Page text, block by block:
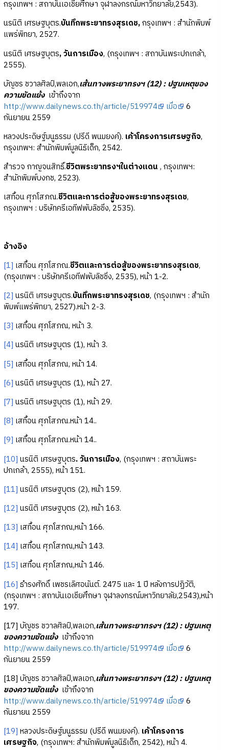
กรุงเทพฯ : สถาบันเอเชียศึกษา จุฬาลงกรณ์มหาวิทยาลัย,2543).
นรนิติ เศรษฐบุตร.บันทึกพระยาทรงสุรเดช,กรุงเทพฯ : สำนักพิมพ์
แพร่พิทยา, 2527.
นรนิติ เศรษฐบุตร, วันการเมือง, (กรุงเทพฯ : สถาบันพระปกเกล้า,
2555).
บัญชร ชวาลศิลป์,พลเอก,เส้นทางพระยาทรงฯ (12) : ปฐมเหตุของ
ความขัดแย้งเข้าถึงจาก
http://www.dailynews.co.th/article/519974
เมื่อ
6
กันยายน 2559
หลวงประดิษฐ์มนูธรรม (ปรีดี พนมยงค์). เค้าโครงการเศรษฐกิจ,
กรุงเทพฯ: สำนักพิมพ์มูลนิธิเด็ก, 2542.
สำรวจ กาญจนสิทธิ์.ชีวิตพระยาทรงฯในต่างแดน , กรุงเทพฯ:
สำนักพิมพ์บงกช, 2523).
เสทื้อน ศุภโสภณ.ชีวิตและการต่อสู้ของพระยาทรงสุรเดช,
กรุงเทพฯ : บริษัทครีเอทีฟพับลิชชิ่ง, 2535).
อ้างอิง
[1] เสทื้อน ศุภโสภณ.ชีวิตและการต่อสู้ของพระยาทรงสุรเดช,
(กรุงเทพฯ : บริษัทครีเอทีฟพับลิชชิ่ง, 2535), หน้า 1-2.
[2] นรนิติ เศรษฐบุตร.บันทึกพระยาทรงสุรเดช, (กรุงเทพฯ : สำนัก
พิมพ์แพร่พิทยา, 2527).หน้า 2-3.
[3] เสทื้อน ศุภโสภณ, หน้า 3.
[4] นรนิติ เศรษฐบุตร (1), หน้า 3.
[5] เสทื้อน ศุภโสภณ, หน้า 14.
[6] นรนิติ เศรษฐบุตร (1), หน้า 27.
[7] นรนิติ เศรษฐบุตร (1), หน้า 29.
[8] เสทื้อน ศุภโสภณ.หน้า 14..
[9] เสทื้อน ศุภโสภณ.หน้า 14..
[10] นรนิติ เศรษฐบุตร. วันการเมือง, (กรุงเทพฯ : สถาบันพระ
ปกเกล้า, 2555), หน้า 151.
[11] นรนิติ เศรษฐบุตร (2), หน้า 159.
[12] นรนิติ เศรษฐบุตร (2), หน้า 163.
[13] เสทื้อน ศุภโสภณ,หน้า 166.
[14] เสทื้อน ศุภโสภณ,หน้า 143.
[15] เสทื้อน ศุภโสภณ,หน้า 146.
[16] ธำรงศักดิ์ เพชรเลิศอนันต์. 2475 และ 1 ปี หลังการปฏิวัติ,
(กรุงเทพฯ : สถาบันเอเชียศึกษา จุฬาลงกรณ์มหาวิทยาลัย,2543),หน้า
197.
[17] บัญชร ชวาลศิลป์,พลเอก,เส้นทางพระยาทรงฯ (12) : ปฐมเหตุ
ของความขัดแย้งเข้าถึงจาก
http://www.dailynews.co.th/article/519974
เมื่อ
6
กันยายน 2559
[18] บัญชร ชวาลศิลป์,พลเอก,เส้นทางพระยาทรงฯ (12) : ปฐมเหตุ
ของความขัดแย้งเข้าถึงจาก
http://www.dailynews.co.th/article/519974
เมื่อ
6
กันยายน 2559
[19] หลวงประดิษฐ์มนูธรรม (ปรีดี พนมยงค์). เค้าโครงการ
เศรษฐกิจ, (กรุงเทพฯ: สำนักพิมพ์มูลนิธิเด็ก, 2542), หน้า 4.